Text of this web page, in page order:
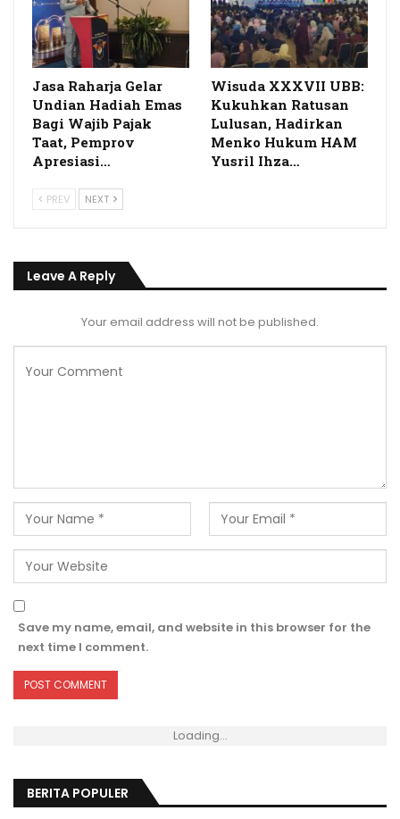
Jasa Raharja Gelar
Undian Hadiah Emas
Bagi Wajib Pajak
Taat, Pemprov
Apresiasi…
Wisuda XXXVII UBB:
Kukuhkan Ratusan
Lulusan, Hadirkan
Menko Hukum HAM
Yusril Ihza…
PREV NEXT
Leave A Reply
Your email address will not be published.
Save my name, email, and website in this browser for the
next time I comment.
Loading...
BERITA POPULER